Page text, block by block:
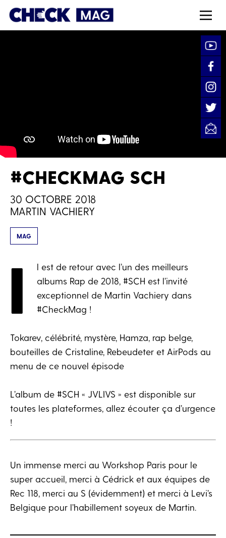
#CHECKMAG SCH
30 OCTOBRE 2018
MARTIN VACHIERY
MAG
I
l est de retour avec l’un des meilleurs
albums Rap de 2018, #SCH est l’invité
exceptionnel de Martin Vachiery dans
#CheckMag !
Tokarev, célébrité, mystère, Hamza, rap belge,
bouteilles de Cristaline, Rebeudeter et AirPods au
menu de ce nouvel épisode
L’album de #SCH « JVLIVS » est disponible sur
toutes les plateformes, allez écouter ça d’urgence
!
Un immense merci au Workshop Paris pour le
super accueil, merci à Cédrick et aux équipes de
Rec 118, merci au S (évidemment) et merci à Levi’s
Belgique pour l’habillement soyeux de Martin.